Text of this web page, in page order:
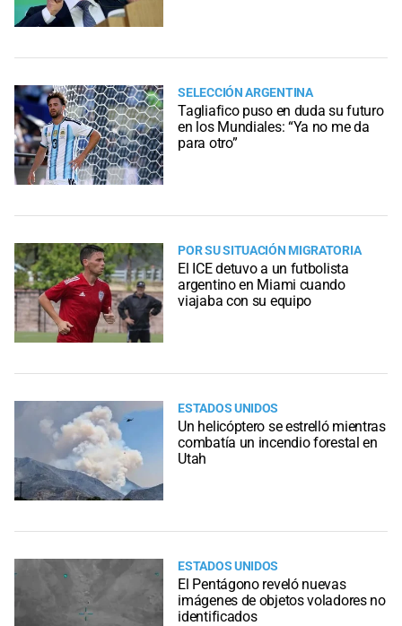
SELECCIÓN ARGENTINA
Tagliafico puso en duda su futuro
en los Mundiales: “Ya no me da
para otro”
POR SU SITUACIÓN MIGRATORIA
El ICE detuvo a un futbolista
argentino en Miami cuando
viajaba con su equipo
ESTADOS UNIDOS
Un helicóptero se estrelló mientras
combatía un incendio forestal en
Utah
ESTADOS UNIDOS
El Pentágono reveló nuevas
imágenes de objetos voladores no
identificados